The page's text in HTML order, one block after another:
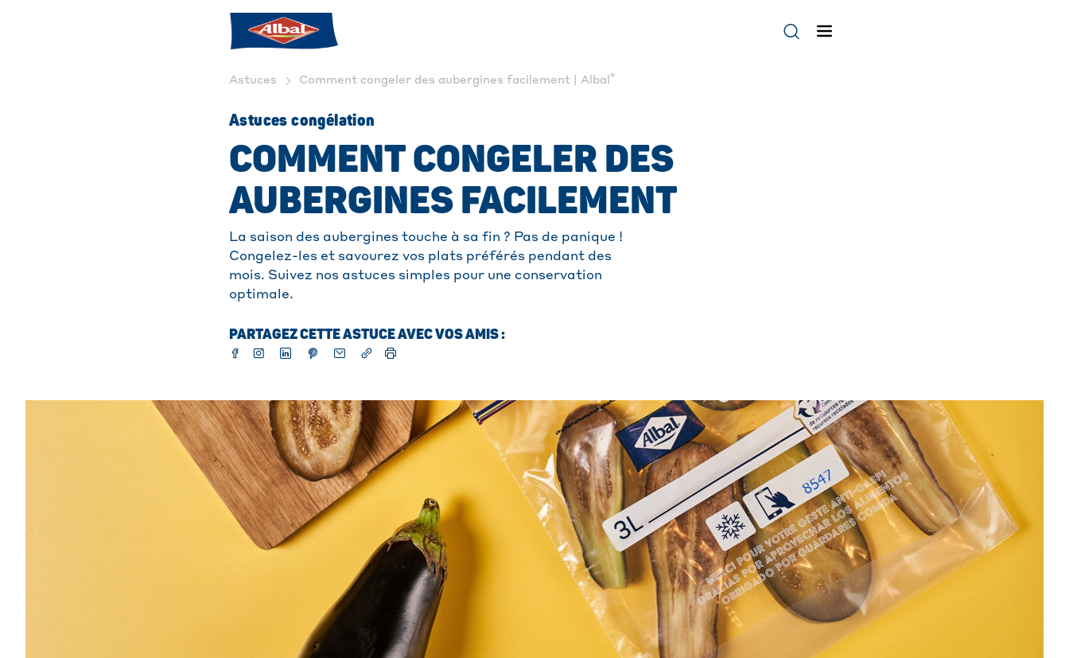
Astuces Comment congeler des aubergines facilement | Albal ®
Astuces congélation
COMMENT CONGELER DES
AUBERGINES FACILEMENT
La saison des aubergines touche à sa fin ? Pas de panique !
Congelez-les et savourez vos plats préférés pendant des
mois. Suivez nos astuces simples pour une conservation
optimale.
PARTAGEZ CETTE ASTUCE AVEC VOS AMIS :